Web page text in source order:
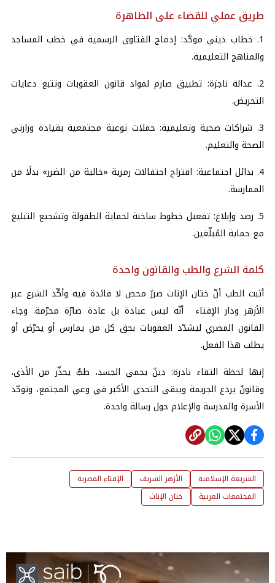
طريق عملي للقضاء على الظاهرة
1. خطاب ديني موحَّد: إدماج الفتاوى الرسمية في خطب المساجد
والمناهج التعليمية.
2. عدالة ناجزة: تطبيق صارم لمواد قانون العقوبات وتتبع دعايات
التحريض.
3. شراكات صحية وتعليمية: حملات توعية مجتمعية بقيادة وزارتي
الصحة والتعليم.
4. بدائل اجتماعية: اقتراح احتفالات رمزية «خالية من الضرر» بدلًا من
الممارسة.
5. رصد وإبلاغ: تفعيل خطوط ساخنة لحماية الطفولة وتشجيع التبليغ
مع حماية المُبلّغين.
كلمة الشرع والطب والقانون واحدة
أثبت الطب أنّ ختان الإناث ضررٌ محض لا فائدة فيه وأكّد الشرع عبر
الأزهر ودار الإفتاء أنّه ليس عبادة بل عادة ضارّة محرّمة. وجاء
القانون المصري ليشدّد العقوبات بحق كل من يمارس أو يحرّض أو
يطلب هذا الفعل.
إنها لحظة التقاء نادرة: دينٌ يحمي الجسد، طبٌّ يحذّر من الأذى،
وقانونٌ يردع الجريمة ويبقى التحدي الأكبر في وعي المجتمع، وتوحّد
الأسرة والمدرسة والإعلام حول رسالة واحدة.
الشريعة الإسلامية الأزهر الشريف
الإفتاء المصرية
المجتمعات العربية
ختان الإناث